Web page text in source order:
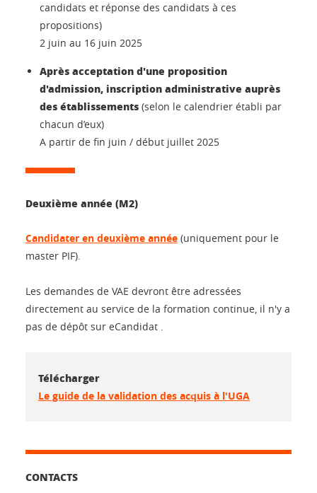
candidats et réponse des candidats à ces
propositions)
2 juin au 16 juin 2025
Après acceptation d'une proposition
d'admission, inscription administrative auprès
des établissements (selon le calendrier établi par
chacun d’eux)
A partir de fin juin / début juillet 2025
Deuxième année (M2)
Candidater en deuxième année (uniquement pour le
master PIF).
Les demandes de VAE devront être adressées
directement au service de la formation continue, il n'y a
pas de dépôt sur eCandidat .
Télécharger
Le guide de la validation des acquis à l'UGA
CONTACTS